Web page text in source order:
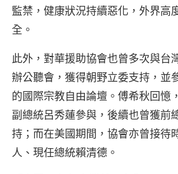
監禁，健康狀況持續惡化，外界高
全。
此外，對華援助協會也曾多次與台
辦公聽會，獲得朝野立委支持，並
的國際宗教自由論壇。傅希秋回憶
副總統呂秀蓮參與，後續也曾獲前
持；而在美國期間，協會亦曾接待
人、現任總統賴清德。